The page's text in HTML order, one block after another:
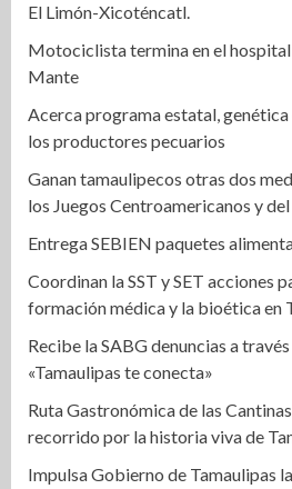
El Limón-Xicoténcatl.
Motociclista termina en el
Mante
Acerca programa estatal, genética
los productores pecuarios
Ganan tamaulipecos otras dos
los Juegos Centroamericanos y
Entrega SEBIEN paquetes
Coordinan la SST y SET acciones
formación médica y la bioética en
Recibe la SABG denuncias a
«Tamaulipas te conecta»
Ruta Gastronómica de las
recorrido por la historia viva de
Impulsa Gobierno de Tamaulipas